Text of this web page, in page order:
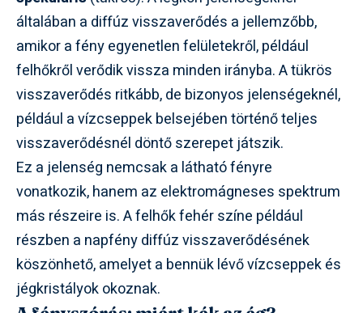
általában a diffúz visszaverődés a jellemzőbb,
amikor a fény egyenetlen felületekről, például
felhőkről verődik vissza minden irányba. A tükrös
visszaverődés ritkább, de bizonyos jelenségeknél,
például a vízcseppek belsejében történő teljes
visszaverődésnél döntő szerepet játszik.
Ez a jelenség nemcsak a látható fényre
vonatkozik, hanem az elektromágneses spektrum
más részeire is. A felhők fehér színe például
részben a napfény diffúz visszaverődésének
köszönhető, amelyet a bennük lévő vízcseppek és
jégkristályok okoznak.